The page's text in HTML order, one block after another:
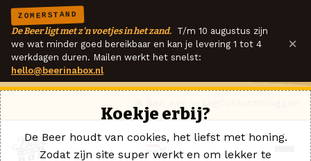
ZOMERSTAND
De Beer ligt met z'n voetjes in het zand. T/m 10 augustus zijn
we wat minder goed bereikbaar en kan je levering 1 tot 4
werkdagen duren. Mailen werkt het snelst:
hello@beerinabox.nl
×
Koekje erbij?
De Beer houdt van cookies, het liefst met honing.
Zodat zijn site super werkt en om lekker te